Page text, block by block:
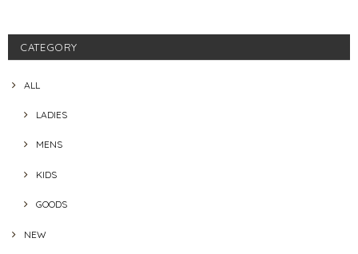
CATEGORY
ALL
LADIES
MENS
KIDS
GOODS
NEW